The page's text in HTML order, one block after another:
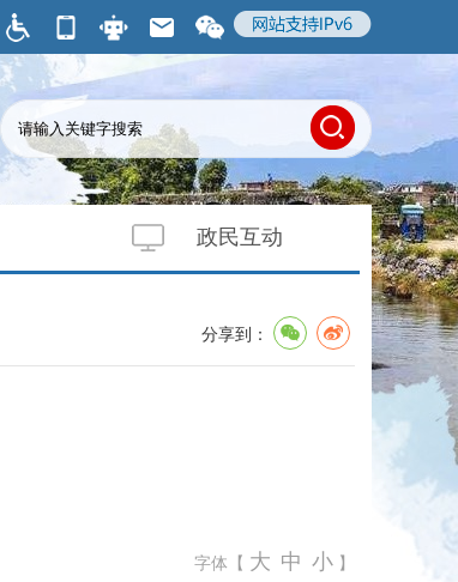
政民互动
分享到：
字体【 大 中 小 】